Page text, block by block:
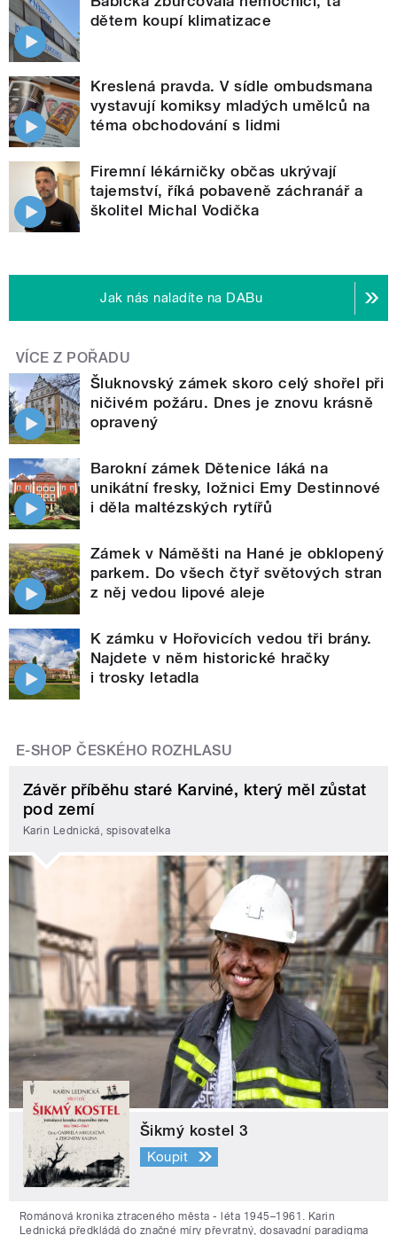
dětem koupí klimatizace
Kreslená pravda. V sídle ombudsmana
vystavují komiksy mladých umělců na
téma obchodování s lidmi
Firemní lékárničky občas ukrývají
tajemství, říká pobaveně záchranář a
školitel Michal Vodička
Jak nás naladíte na DABu
VÍCE Z POŘADU
Šluknovský zámek skoro celý shořel při
ničivém požáru. Dnes je znovu krásně
opravený
Barokní zámek Dětenice láká na
unikátní fresky, ložnici Emy Destinnové
i děla maltézských rytířů
Zámek v Náměšti na Hané je obklopený
parkem. Do všech čtyř světových stran
z něj vedou lipové aleje
K zámku v Hořovicích vedou tři brány.
Najdete v něm historické hračky
i trosky letadla
E-SHOP ČESKÉHO ROZHLASU
Závěr příběhu staré Karviné, který měl zůstat
pod zemí
Karin Lednická, spisovatelka
Šikmý kostel 3
Koupit
Románová kronika ztraceného města - léta 1945–1961. Karin
Lednická předkládá do značné míry převratný, dosavadní paradigma